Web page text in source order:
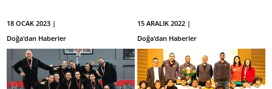
18 OCAK 2023 |
Doğa'dan Haberler
15 ARALIK 2022 |
Doğa'dan Haberler